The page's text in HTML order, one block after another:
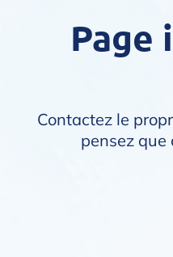
Page
Contactez le
pensez que